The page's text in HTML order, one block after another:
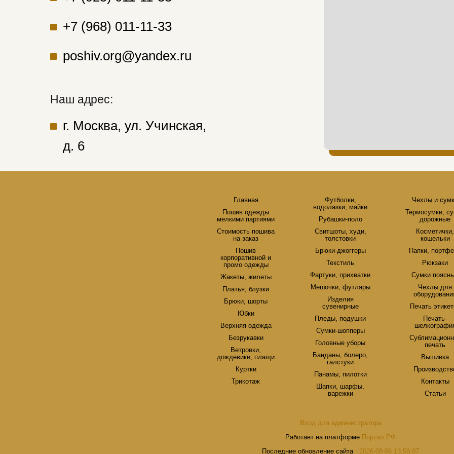
+7 (968) 011-11-33
poshiv.org@yandex.ru
Наш адрес:
г. Москва, ул. Учинская,
д. 6
Главная
Пошив одежды
мелкими партиями
Стоимость пошива
на заказ
Пошив
корпоративной и
промо одежды
Жакеты, жилеты
Платья, блузки
Брюки, шорты
Юбки
Верхняя одежда
Безрукавки
Ветровки,
дождевики, плащи
Куртки
Трикотаж
Футболки,
водолазки, майки
Рубашки-поло
Свитшоты, худи,
толстовки
Брюки-джоггеры
Текстиль
Фартуки, прихватки
Мешочки, футляры
Изделия
сувенирные
Пледы, подушки
Сумки-шопперы
Головные уборы
Банданы, болеро,
галстуки
Панамы, пилотки
Шапки, шарфы,
варежки
Чехлы и
Термосумки,
дорожные
Косметички,
кошельки
Папки,
Рюкзаки
Сумки
Чехлы для
Печать
Печать-
печать
Вышивка
Контакты
Статьи
Вход для администратора
Работает на платформе Портал.РФ
Последние обновление сайта : 2026-08-06 13:58:07